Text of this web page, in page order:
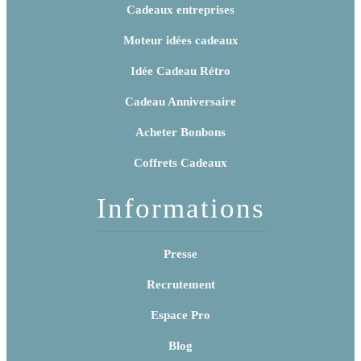
Cadeaux entreprises
Moteur idées cadeaux
Idée Cadeau Rétro
Cadeau Anniversaire
Acheter Bonbons
Coffrets Cadeaux
Informations
Presse
Recrutement
Espace Pro
Blog